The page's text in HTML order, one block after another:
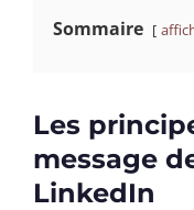
Sommaire
Les
message
LinkedIn